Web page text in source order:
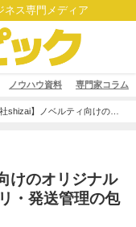
ネス専門メディア
ノウハウ資料 専門家コラム
社shizai】ノベルティ向けのオ
けのオリジナル
・発送管理の包